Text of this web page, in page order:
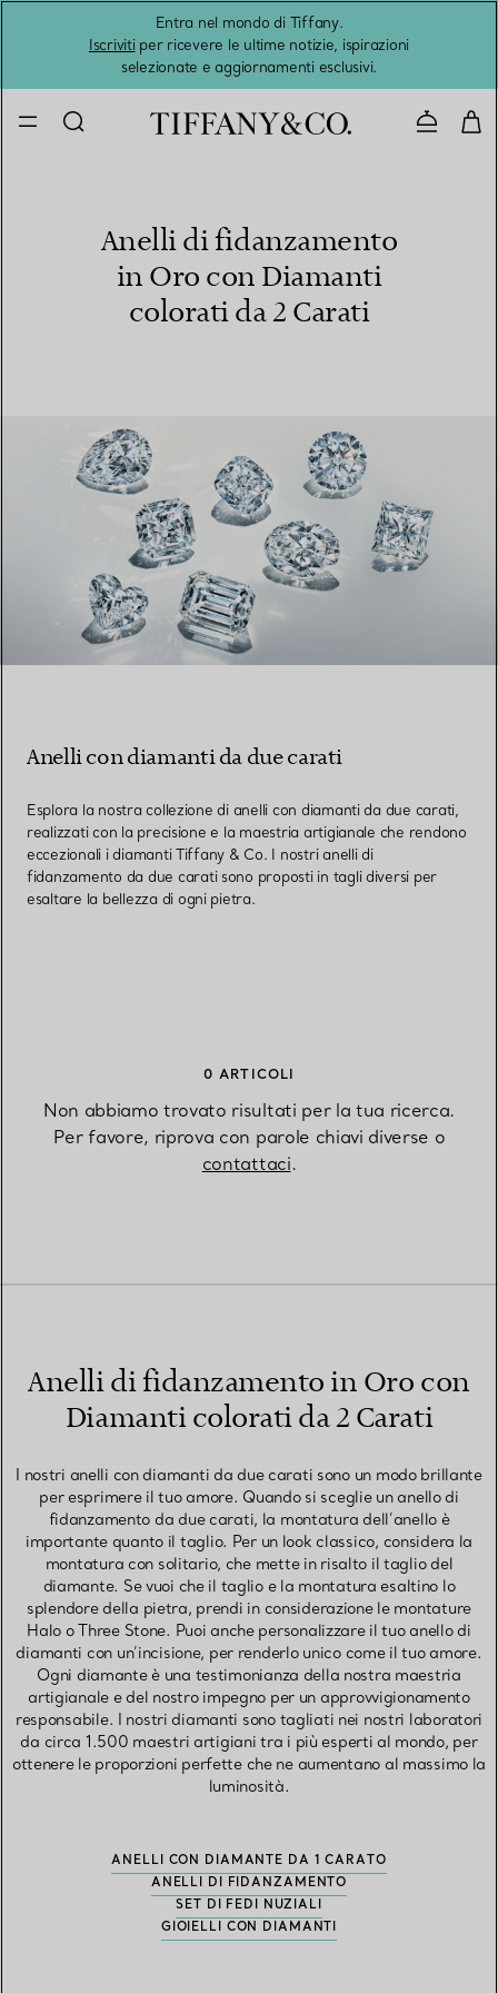
Entra nel mondo di Tiffany.
Iscrivitiper ricevere le ultime notizie, ispirazioni
selezionate e aggiornamenti esclusivi.
Anelli di fidanzamento
in Oro con Diamanti
colorati da 2 Carati
Anelli con diamanti da due carati
Esplora la nostra collezione di anelli con diamanti da due carati,
realizzati con la precisione e la maestria artigianale che rendono
eccezionali i diamanti Tiffany & Co. I nostri anelli di
fidanzamento da due carati sono proposti in tagli diversi per
esaltare la bellezza di ogni pietra.
0 ARTICOLI
Non abbiamo trovato risultati per la tua ricerca.
Per favore, riprova con parole chiavi diverse o
contattaci.
Anelli di fidanzamento in Oro con
Diamanti colorati da 2 Carati
I nostri anelli con diamanti da due carati sono un modo brillante
per esprimere il tuo amore. Quando si sceglie un anello di
fidanzamento da due carati, la montatura dell’anello è
importante quanto il taglio. Per un look classico, considera la
montatura con solitario, che mette in risalto il taglio del
diamante. Se vuoi che il taglio e la montatura esaltino lo
splendore della pietra, prendi in considerazione le montature
Halo o Three Stone. Puoi anche personalizzare il tuo anello di
diamanti con un’incisione, per renderlo unico come il tuo amore.
Ogni diamante è una testimonianza della nostra maestria
artigianale e del nostro impegno per un approvvigionamento
responsabile. I nostri diamanti sono tagliati nei nostri laboratori
da circa 1.500 maestri artigiani tra i più esperti al mondo, per
ottenere le proporzioni perfette che ne aumentano al massimo la
luminosità.
ANELLI CON DIAMANTE DA 1 CARATO
ANELLI DI FIDANZAMENTO
SET DI FEDI NUZIALI
GIOIELLI CON DIAMANTI